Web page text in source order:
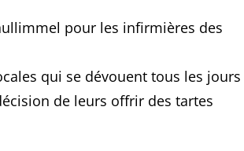
pour les infirmières des
qui se dévouent tous les jours
de leurs offrir des tartes